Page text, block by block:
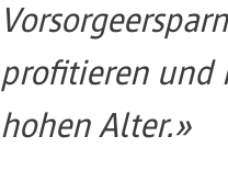
profitieren und
hohen Alter.»